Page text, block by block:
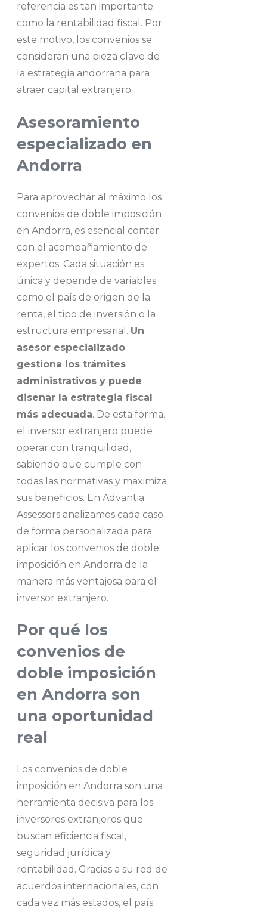
referencia es tan importante
como la rentabilidad fiscal. Por
este motivo, los convenios se
consideran una pieza clave de
la estrategia andorrana para
atraer capital extranjero.
Asesoramiento
especializado en
Andorra
Para aprovechar al máximo los
convenios de doble imposición
en Andorra, es esencial contar
con el acompañamiento de
expertos. Cada situación es
única y depende de variables
como el país de origen de la
renta, el tipo de inversión o la
estructura empresarial. Un
asesor especializado
gestiona los trámites
administrativos y puede
diseñar la estrategia fiscal
más adecuada. De esta forma,
el inversor extranjero puede
operar con tranquilidad,
sabiendo que cumple con
todas las normativas y maximiza
sus beneficios. En Advantia
Assessors analizamos cada caso
de forma personalizada para
aplicar los convenios de doble
imposición en Andorra de la
manera más ventajosa para el
inversor extranjero.
Por qué los
convenios de
doble imposición
en Andorra son
una oportunidad
real
Los convenios de doble
imposición en Andorra son una
herramienta decisiva para los
inversores extranjeros que
buscan eficiencia fiscal,
seguridad jurídica y
rentabilidad. Gracias a su red de
acuerdos internacionales, con
cada vez más estados, el país